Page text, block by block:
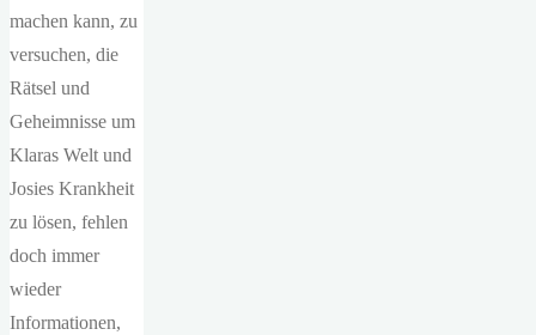
machen kann, zu
versuchen, die
Rätsel und
Geheimnisse um
Klaras Welt und
Josies Krankheit
zu lösen, fehlen
doch immer
wieder
Informationen,